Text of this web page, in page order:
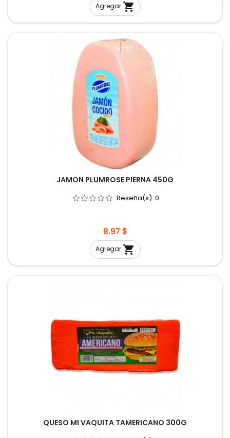
Agregar 
JAMON PLUMROSE PIERNA 450G
Reseña(s): 0
Precio
8,97 $
Agregar 
QUESO MI VAQUITA TAMERICANO 300G